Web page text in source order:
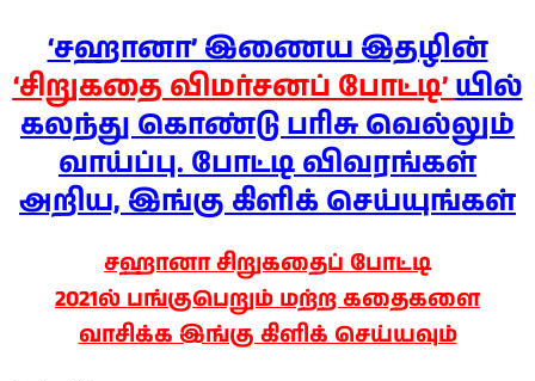
‘சஹானா’ இணைய இதழின்
‘சிறுகதை விமர்சனப் போட்டி’யில்
கலந்து கொண்டு பரிசு வெல்லும்
வாய்ப்பு. போட்டி விவரங்கள்
அறிய, இங்கு கிளிக் செய்யுங்கள்
சஹானா சிறுகதைப் போட்டி
2021ல் பங்குபெறும் மற்ற கதைகளை
வாசிக்க இங்கு கிளிக் செய்யவும்